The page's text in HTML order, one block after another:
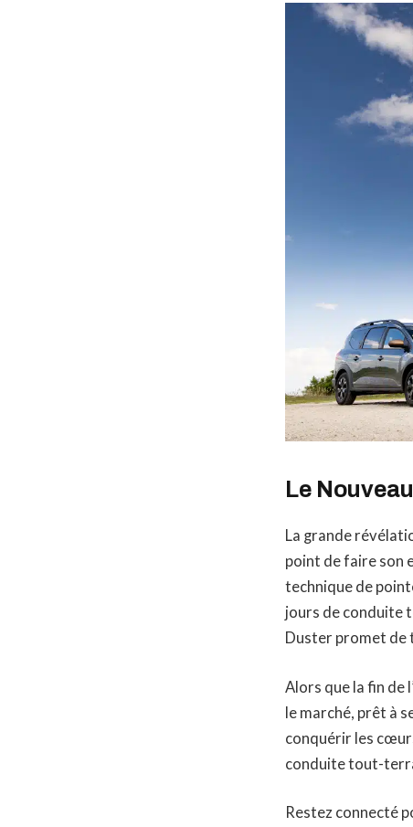
Le
La grande
point de faire son
technique de
jours de conduite
Duster promet de
Alors que la fin de
le marché, prêt à
conquérir les
conduite tout-
Restez connecté